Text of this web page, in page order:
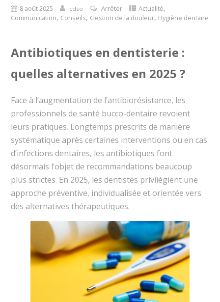
8 août 2025 cdso Arrêter Actualité,
Communication, Conseils, Gestion de la douleur, Hygiène dentaire
Antibiotiques en dentisterie :
quelles alternatives en 2025 ?
Face à l’augmentation de l’antibiorésistance, les
professionnels de santé bucco-dentaire revoient
leurs pratiques. Longtemps prescrits de manière
systématique après certaines interventions ou en cas
d’infections dentaires, les antibiotiques font
désormais l’objet de recommandations beaucoup
plus strictes. En 2025, les dentistes privilégient une
approche préventive, individualisée et orientée vers
des alternatives thérapeutiques.